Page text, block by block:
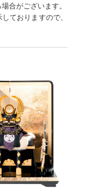
合がございます。
ておりますので、